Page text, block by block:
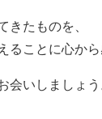
たものを、
ることに心から
いしましょう